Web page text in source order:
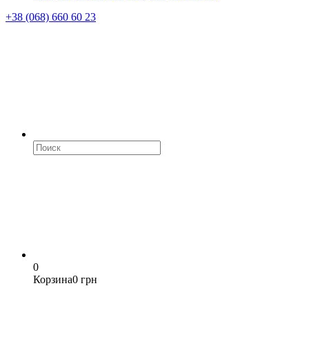
+38 (068) 660 60 23
0
Корзина0 грн